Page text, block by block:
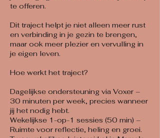
te offeren.
Dit traject helpt je niet alleen meer rust
en verbinding in je gezin te brengen,
maar ook meer plezier en vervulling in
je eigen leven.
Hoe werkt het traject?
Dagelijkse ondersteuning via Voxer –
30 minuten per week, precies wanneer
jij het nodig hebt.
Wekelijkse 1-op-1 sessies (50 min) –
Ruimte voor reflectie, heling en groei.